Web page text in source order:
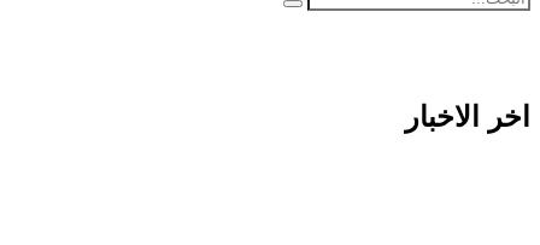
اخر الاخبار